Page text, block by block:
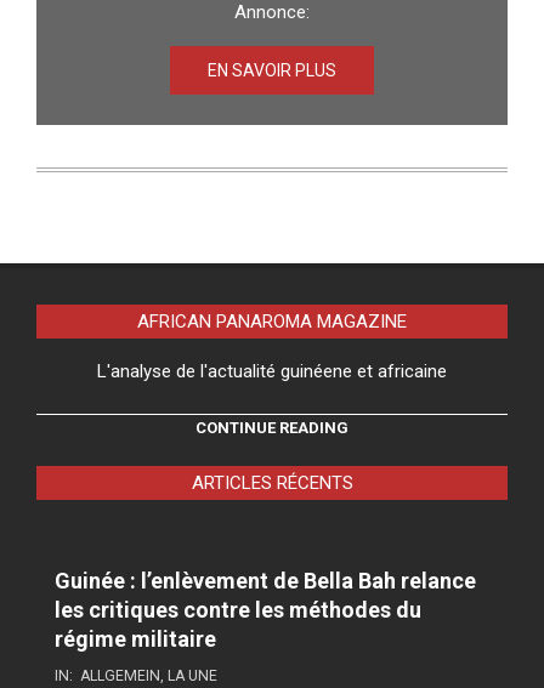
Annonce:
EN SAVOIR PLUS
AFRICAN PANAROMA MAGAZINE
L'analyse de l'actualité guinéene et africaine
CONTINUE READING
ARTICLES RÉCENTS
Guinée : l’enlèvement de Bella Bah relance
les critiques contre les méthodes du
régime militaire
IN: ALLGEMEIN, LA UNE